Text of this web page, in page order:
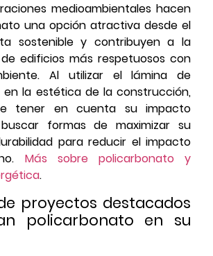
medioambientales hacen
una opción atractiva desde el
sostenible y contribuyen a la
edificios más respetuosos con
Al utilizar el lámina de
en la estética de la construcción,
tener en cuenta su impacto
formas de maximizar su
para reducir el impacto
Más sobre policarbonato y
.
proyectos destacados
policarbonato en su